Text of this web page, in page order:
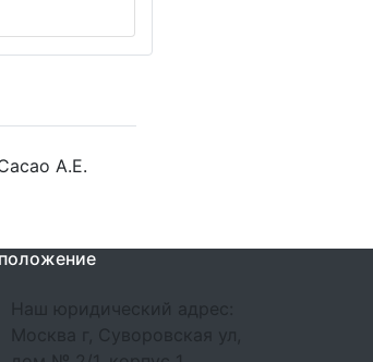
A.E.
Наш юридический адрес:
Москва г, Суворовская ул,